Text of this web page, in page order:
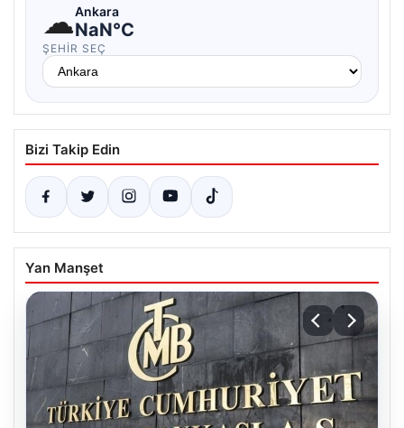
☁Ankara
NaN°C
ŞEHIR SEÇ
Bizi Takip Edin
Yan Manşet